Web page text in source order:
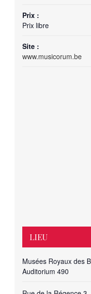
Prix :
Prix libre
Site :
www.musicorum.be
LIEU
Musées Royaux des
Auditorium 490